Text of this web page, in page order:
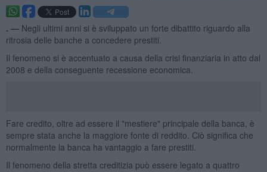
. — Negli ultimi anni si è sviluppato un forte dibattito riguardo alla
ritrosia delle banche a concedere prestiti.
Il fenomeno si è accentuato a causa della crisi finanziaria in atto dal
2008 e della conseguente recessione economica.
Fare credito, oltre ad essere il "mestiere" principale della banca, è
sempre stata anche la maggiore fonte di reddito. Ciò significa che
normalmente la banca ha vantaggio a fare prestiti.
Il fenomeno della stretta creditizia può essere legato a quattro